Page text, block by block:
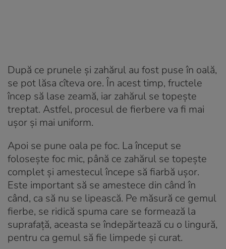
După ce prunele și zahărul au fost puse în oală,
se pot lăsa cîteva ore. În acest timp, fructele
încep să lase zeamă, iar zahărul se topește
treptat. Astfel, procesul de fierbere va fi mai
ușor și mai uniform.
Apoi se pune oala pe foc. La început se
folosește foc mic, până ce zahărul se topește
complet și amestecul începe să fiarbă ușor.
Este important să se amestece din când în
când, ca să nu se lipească. Pe măsură ce gemul
fierbe, se ridică spuma care se formează la
suprafață, aceasta se îndepărtează cu o lingură,
pentru ca gemul să fie limpede și curat.